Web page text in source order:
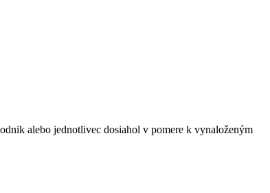
alebo jednotlivec dosiahol v pomere k vynaloženým